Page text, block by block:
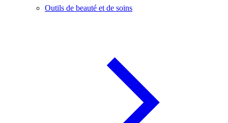
Outils de beauté et de soins